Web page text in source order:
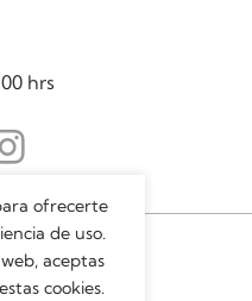
hrs
ofrecerte
de uso.
aceptas
cookies.